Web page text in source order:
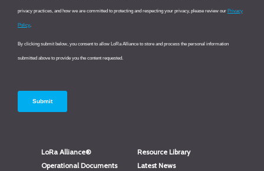
LoRa Alliance®
Resource Library
Operational Documents
Latest News